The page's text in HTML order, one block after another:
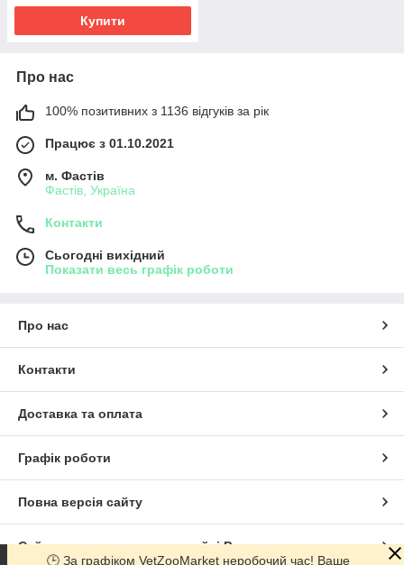
Купити
Про нас
100% позитивних з 1136 відгуків за рік
Працює з 01.10.2021
м. Фастів
Фастів, Україна
Контакти
Сьогодні вихідний
Показати весь графік роботи
Про нас
Контакти
Доставка та оплата
Графік роботи
Повна версія сайту
Сайт створено на маркетплейсіProm.ua
🕒 За графіком VetZooMarket неробочий час! Ваше